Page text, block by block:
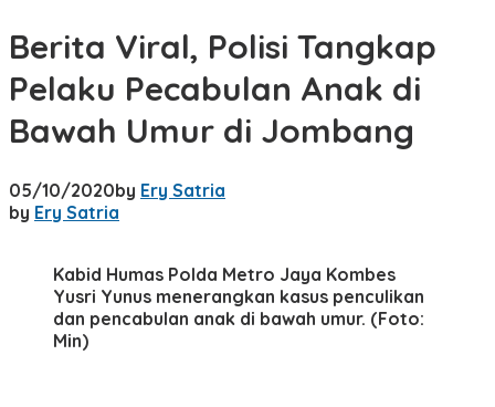
Berita Viral, Polisi Tangkap
Pelaku Pecabulan Anak di
Bawah Umur di Jombang
05/10/2020by Ery Satria
by Ery Satria
Kabid Humas Polda Metro Jaya Kombes
Yusri Yunus menerangkan kasus penculikan
dan pencabulan anak di bawah umur. (Foto:
Min)